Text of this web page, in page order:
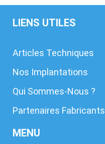
LIENS UTILES
Articles Techniques
Nos Implantations
Qui Sommes-Nous ?
Partenaires Fabricants
MENU